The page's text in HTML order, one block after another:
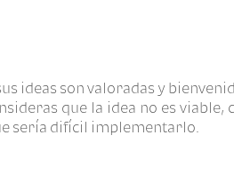
ideas son valoradas y
que la idea no es viable,
sería difícil implementarlo.